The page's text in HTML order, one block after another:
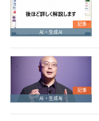
記事
AI・生成AI
記事
AI・生成AI